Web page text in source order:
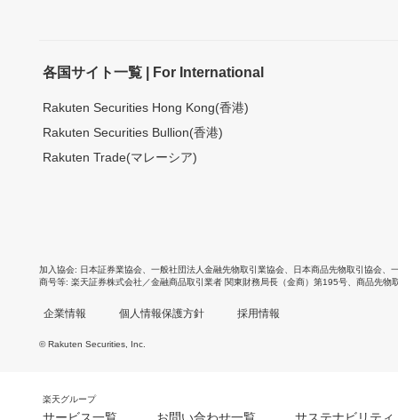
各国サイト一覧 | For International
Rakuten Securities Hong Kong(香港)
Rakuten Securities Bullion(香港)
Rakuten Trade(マレーシア)
加入協会 日本証券業協会 一般社団法人金融先物取引業協会 日本商品先物取引協会
商号等 楽天証券株式会社／金融商品取引業者 関東財務局長（金商）第195号、商品先物
企業情報 個人情報保護方針 採用情報
© Rakuten Securities, Inc.
楽天グループ